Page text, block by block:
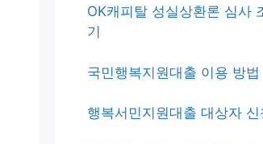
OK캐피탈 성실상환론 심사
기
국민행복지원대출 이용 방법
행복서민지원대출 대상자 신